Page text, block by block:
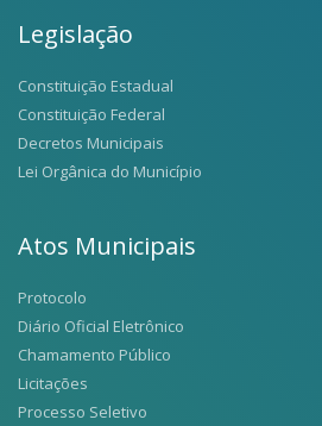
Legislação
Constituição Estadual
Constituição Federal
Decretos Municipais
Lei Orgânica do Município
Atos Municipais
Protocolo
Diário Oficial Eletrônico
Chamamento Público
Licitações
Processo Seletivo